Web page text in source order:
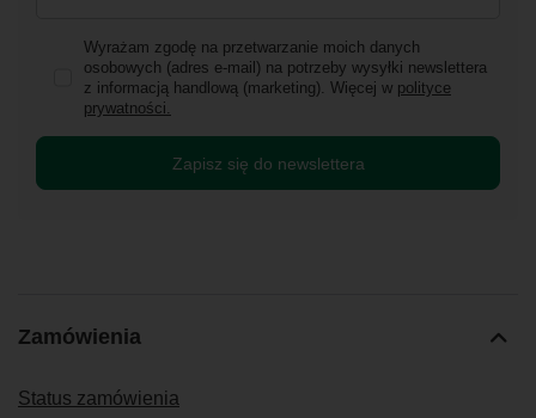
Wyrażam zgodę na przetwarzanie moich danych
osobowych (adres e-mail) na potrzeby wysyłki newslettera
z informacją handlową (marketing). Więcej w polityce
prywatności.
Zapisz się do newslettera
Zamówienia
Status zamówienia